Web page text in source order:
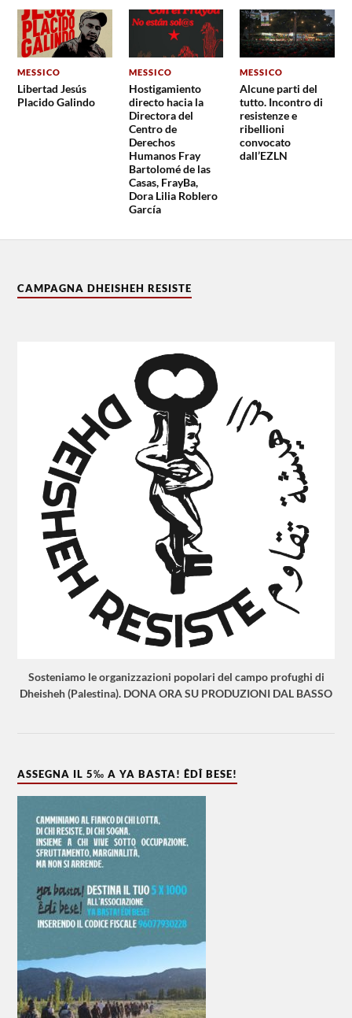
MESSICO
Libertad Jesús
Placido Galindo
MESSICO
Hostigamiento
directo hacia la
Directora del
Centro de
Derechos
Humanos Fray
Bartolomé de las
Casas, FrayBa,
Dora Lilia Roblero
García
MESSICO
Alcune parti del
tutto. Incontro di
resistenze e
ribellioni
convocato
dall’EZLN
CAMPAGNA DHEISHEH RESISTE
Sosteniamo le organizzazioni popolari del campo profughi di
Dheisheh (Palestina). DONA ORA SU PRODUZIONI DAL BASSO
ASSEGNA IL 5‰ A YA BASTA! ÊDÎ BESE!